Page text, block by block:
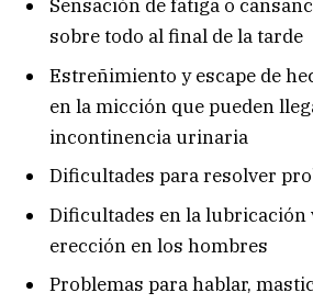
Sensación de fatiga o
sobre todo al final de la tarde
Estreñimiento y escape de
en la micción que pueden
incontinencia urinaria
Dificultades para resolver
Dificultades en la lubricación
erección en los hombres
Problemas para hablar,